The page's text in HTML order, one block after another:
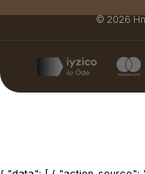
© 2026